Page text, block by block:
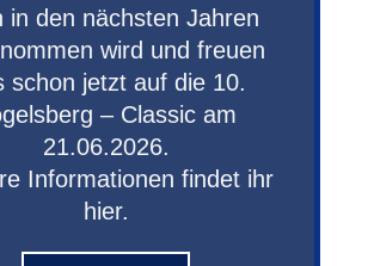
in den nächsten Jahren
wird und freuen
schon jetzt auf die 10.
– Classic am
21.06.2026.
Informationen findet ihr
hier.